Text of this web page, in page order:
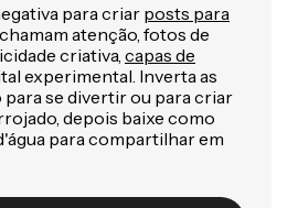
para criar posts para
atenção, fotos de
criativa, capas de
experimental. Inverta as
se divertir ou para criar
depois baixe como
para compartilhar em